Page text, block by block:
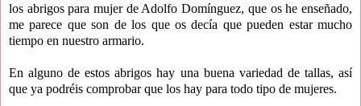
los abrigos para mujer de Adolfo Domínguez, que os he enseñado,
me parece que son de los que os decía que pueden estar mucho
tiempo en nuestro armario.
En alguno de estos abrigos hay una buena variedad de tallas, así
que ya podréis comprobar que los hay para todo tipo de mujeres.